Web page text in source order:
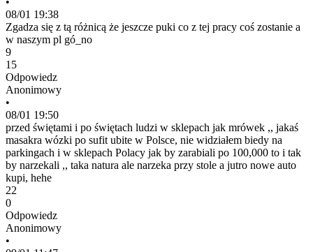
08/01 19:38
Zgadza się z tą różnicą że jeszcze puki co z tej pracy coś zostanie a
w naszym pl gó_no
9
15
Odpowiedz
Anonimowy
•
08/01 19:50
przed świętami i po świętach ludzi w sklepach jak mrówek ,, jakaś
masakra wózki po sufit ubite w Polsce, nie widziałem biedy na
parkingach i w sklepach Polacy jak by zarabiali po 100,000 to i tak
by narzekali ,, taka natura ale narzeka przy stole a jutro nowe auto
kupi, hehe
22
0
Odpowiedz
Anonimowy
•